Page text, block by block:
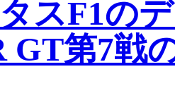
スF1の
GT第7戦